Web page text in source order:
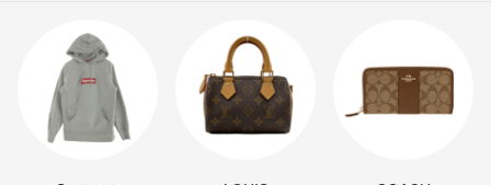
❤️スムーズな対応、気持ちの良いお取引が出来るよう心掛けておりま